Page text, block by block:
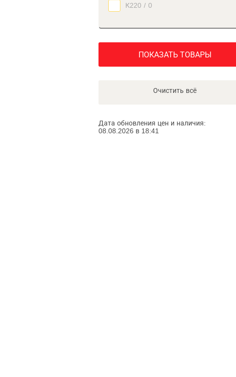
К220 / 0
ПОКАЗАТЬ ТОВАРЫ
Очистить всё
Дата обновления цен и наличия:
08.08.2026 в 18:41